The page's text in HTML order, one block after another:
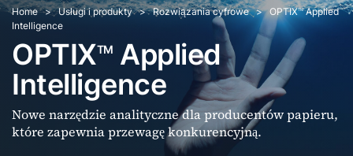
Home Usługi i produkty Rozwiązania cyfrowe OPTIXTMApplied
Intelligence
OPTIXTM Applied
Intelligence
Nowe narzędzie analityczne dla producentów papieru,
które zapewnia przewagę konkurencyjną.